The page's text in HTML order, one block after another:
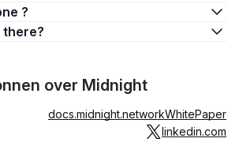
?
are there?
over Midnight
docs.midnight.networkWhitePaper
linkedin.com